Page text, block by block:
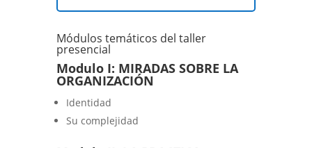
Módulos temáticos del taller
presencial
Modulo I: MIRADAS SOBRE LA
ORGANIZACIÓN
Identidad
Su complejidad